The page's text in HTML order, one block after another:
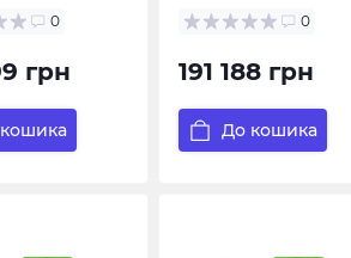
0
грн
0
191 188 грн
До кошика